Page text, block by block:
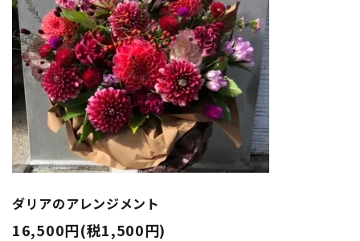
ダリアのアレンジメント
16,500円(税1,500円)